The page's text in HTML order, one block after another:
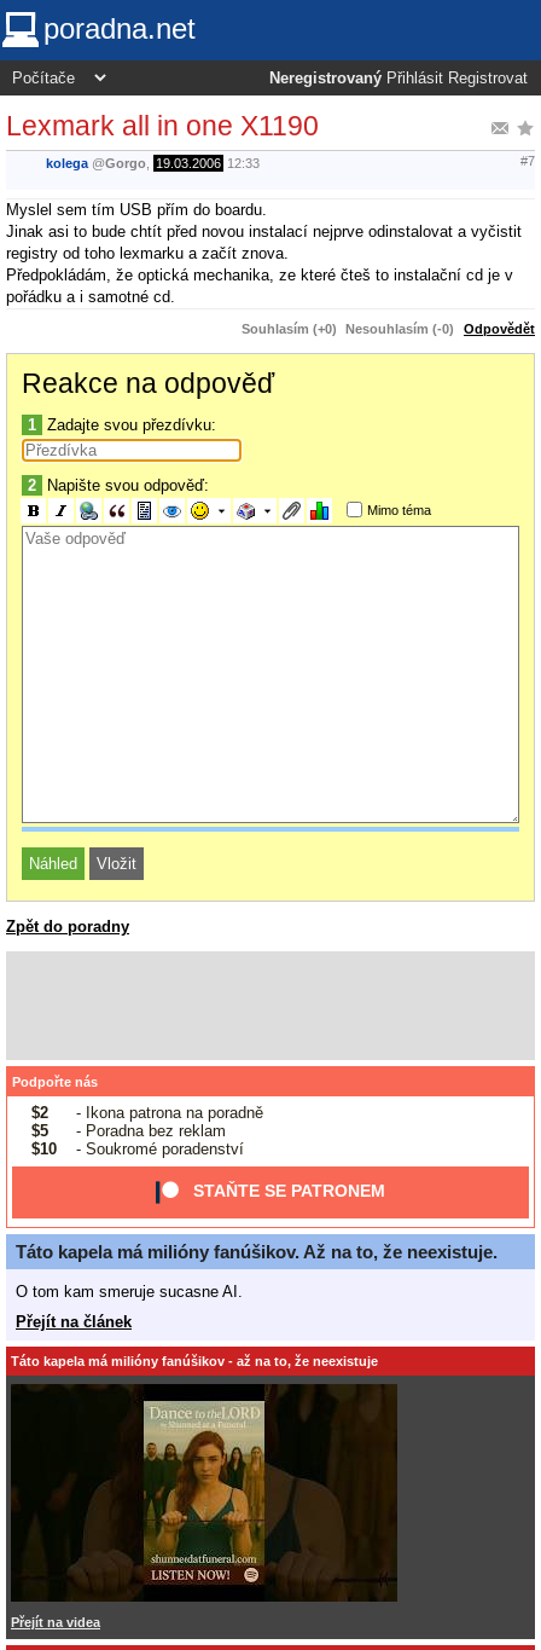
poradna.net
Neregistrovaný Přihlásit Registrovat
Lexmark all in one X1190
kolega @Gorgo 19.03.2006 12:33 #7
Myslel sem tím USB přím do boardu.
Jinak asi to bude chtít před novou instalací nejprve odinstalovat a vyčistit
registry od toho lexmarku a začít znova.
Předpokládám, že optická mechanika, ze které čteš to instalační cd je v
pořádku a i samotné cd.
Souhlasím (+0) Nesouhlasím (-0) Odpovědět
Reakce na odpověď
1 Zadajte svou přezdívku:
2 Napište svou odpověď:
Mimo téma
Zpět do poradny
Podpořte nás
$2
- Ikona patrona na poradně
$5
- Poradna bez reklam
$10
- Soukromé poradenství
STAŇTE SE PATRONEM
Táto kapela má milióny fanúšikov. Až na to, že neexistuje.
O tom kam smeruje sucasne AI.
Přejít na článek
Táto kapela má milióny fanúšikov - až na to, že neexistuje
Přejít na videa